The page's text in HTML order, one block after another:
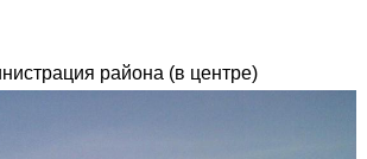
района (в центре)